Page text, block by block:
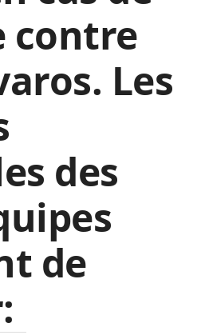
contre
Les
des
de